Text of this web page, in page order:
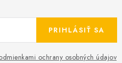
ochrany osobných údajov
PRIHLÁSIŤ SA